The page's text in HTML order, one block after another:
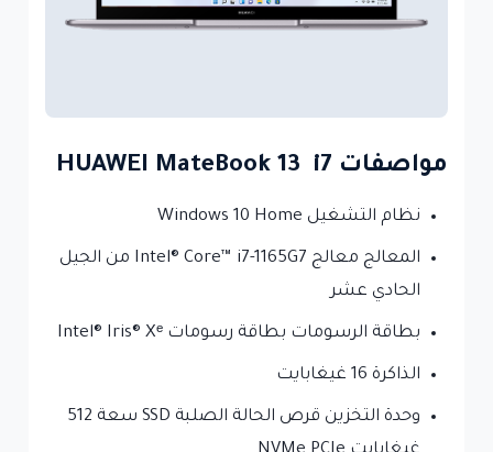
مواصفات HUAWEI MateBook 13 i7
نظام التشغيل Windows 10 Home
المعالج معالج Intel® Core™ i7-1165G7 من الجيل
الحادي عشر
بطاقة الرسومات بطاقة رسومات Intel® Iris® Xᵉ
الذاكرة 16 غيغابايت
وحدة التخزين قرص الحالة الصلبة SSD سعة 512